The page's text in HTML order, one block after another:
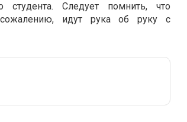
Следует помнить, что
идут рука об руку с